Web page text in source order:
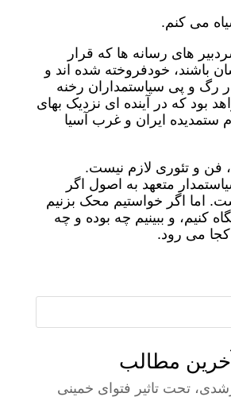
می کنم.
های رسانه ها که قرار
باشند، خودفروخته شده اند و
رگ و پی سیاستمداران رخنه
بود که در آینده ای نزدیک بهای
ستمدیده ایران و غرب آسیا
فن و تئوری لازم نیست.
متعهد به اصول اگر
اما اگر خواستیم محک بزنیم
کنیم، و ببینیم چه بوده و چه
کجا می رود.
آخرین مطالب
تحت تاثیر فتوای خمینی